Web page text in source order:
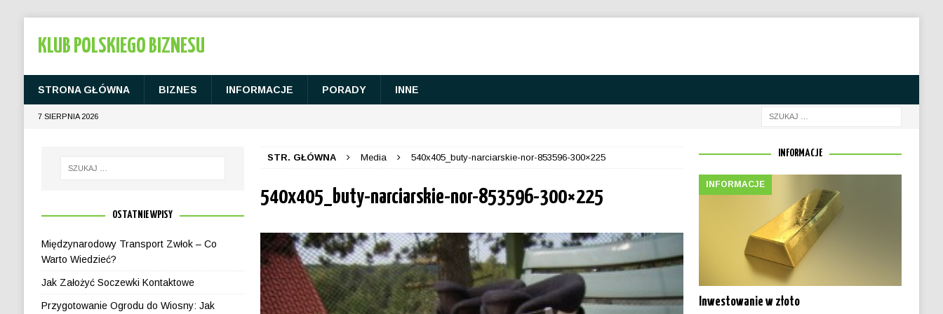
KLUB POLSKIEGO BIZNESU
STRONA GŁÓWNA BIZNES INFORMACJE PORADY INNE
7 SIERPNIA 2026
STR. GŁÓWNA Media 540x405_buty-narciarskie-nor-853596-300×225
540x405_buty-narciarskie-nor-853596-300×225
OSTATNIE WPISY
Międzynarodowy Transport Zwłok – Co
Warto Wiedzieć?
Jak Założyć Soczewki Kontaktowe
Przygotowanie Ogrodu do Wiosny: Jak
INFORMACJE
Inwestowanie w złoto
INFORMACJE